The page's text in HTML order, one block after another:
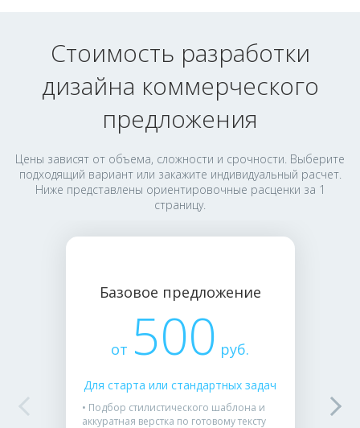
Стоимость разработки
дизайна коммерческого
предложения
Цены зависят от объема, сложности и срочности. Выберите
подходящий вариант или закажите индивидуальный расчет.
Ниже представлены ориентировочные расценки за 1
страницу.
Базовое предложение
от 500 руб.
Для старта или стандартных задач
• Подбор стилистического шаблона и
аккуратная верстка по готовому тексту